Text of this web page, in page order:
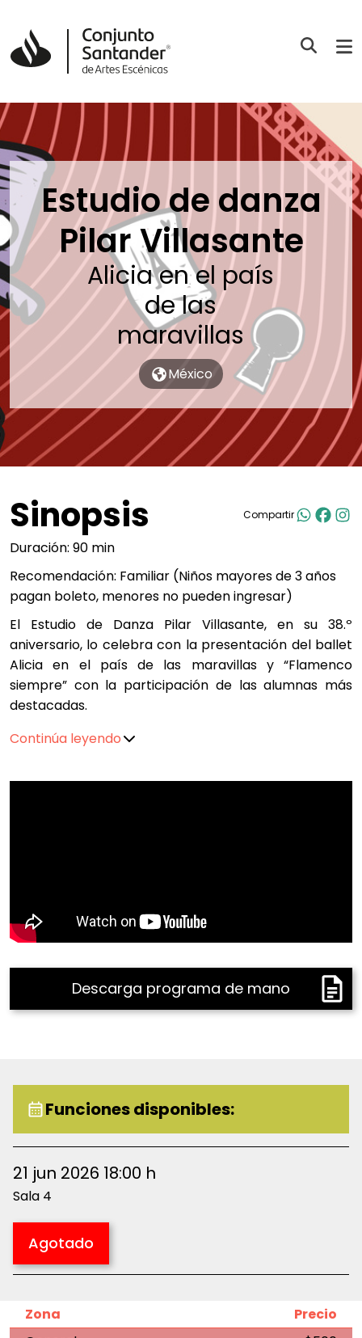
Estudio de danza
Pilar Villasante
Alicia en el país
de las
maravillas
México
Sinopsis Compartir
Duración: 90 min
Recomendación: Familiar (Niños mayores de 3 años
pagan boleto, menores no pueden ingresar)
El Estudio de Danza Pilar Villasante, en su 38.º
aniversario, lo celebra con la presentación del ballet
Alicia en el país de las maravillas y “Flamenco
siempre” con la participación de las alumnas más
destacadas.
Continúa leyendo
Descarga programa de mano
Funciones disponibles:
21 jun 2026 18:00 h
Sala 4
Agotado
Zona
Precio